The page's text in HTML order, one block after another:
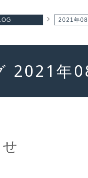
2021年
2021年